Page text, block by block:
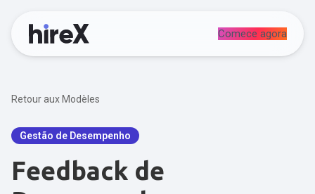
Comece agora
Retour aux Modèles
Gestão de Desempenho
Feedback de